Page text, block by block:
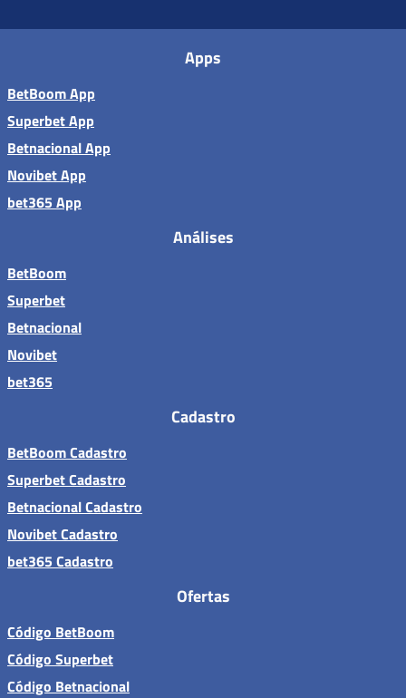
Apps
BetBoom App
Superbet App
Betnacional App
Novibet App
bet365 App
Análises
BetBoom
Superbet
Betnacional
Novibet
bet365
Cadastro
BetBoom Cadastro
Superbet Cadastro
Betnacional Cadastro
Novibet Cadastro
bet365 Cadastro
Ofertas
Código BetBoom
Código Superbet
Código Betnacional